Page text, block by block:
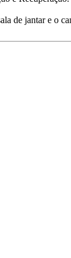
de jantar e o